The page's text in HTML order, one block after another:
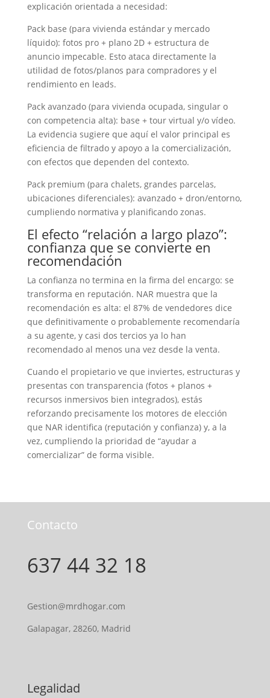
explicación orientada a necesidad:
Pack base (para vivienda estándar y mercado
líquido): fotos pro + plano 2D + estructura de
anuncio impecable. Esto ataca directamente la
utilidad de fotos/planos para compradores y el
rendimiento en leads.
Pack avanzado (para vivienda ocupada, singular o
con competencia alta): base + tour virtual y/o vídeo.
La evidencia sugiere que aquí el valor principal es
eficiencia de filtrado y apoyo a la comercialización,
con efectos que dependen del contexto.
Pack premium (para chalets, grandes parcelas,
ubicaciones diferenciales): avanzado + dron/entorno,
cumpliendo normativa y planificando zonas.
El efecto “relación a largo plazo”:
confianza que se convierte en
recomendación
La confianza no termina en la firma del encargo: se
transforma en reputación. NAR muestra que la
recomendación es alta: el 87% de vendedores dice
que definitivamente o probablemente recomendaría
a su agente, y casi dos tercios ya lo han
recomendado al menos una vez desde la venta.
Cuando el propietario ve que inviertes, estructuras y
presentas con transparencia (fotos + planos +
recursos inmersivos bien integrados), estás
reforzando precisamente los motores de elección
que NAR identifica (reputación y confianza) y, a la
vez, cumpliendo la prioridad de “ayudar a
comercializar” de forma visible.
Contacto
637 44 32 18
Gestion@mrdhogar.com
Galapagar, 28260, Madrid
Legalidad